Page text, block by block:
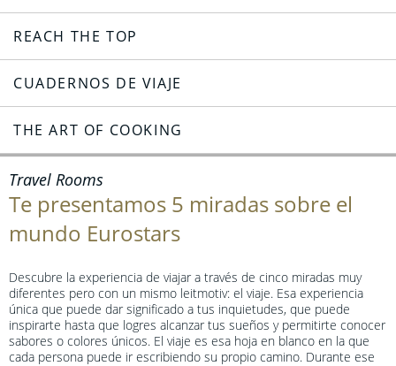
REACH THE TOP
CUADERNOS DE VIAJE
THE ART OF COOKING
Travel Rooms
Te presentamos 5 miradas sobre el
mundo Eurostars
Descubre la experiencia de viajar a través de cinco miradas muy
diferentes pero con un mismo leitmotiv: el viaje. Esa experiencia
única que puede dar significado a tus inquietudes, que puede
inspirarte hasta que logres alcanzar tus sueños y permitirte conocer
sabores o colores únicos. El viaje es esa hoja en blanco en la que
cada persona puede ir escribiendo su propio camino. Durante ese